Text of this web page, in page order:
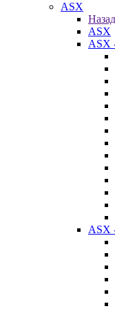
ASX
Назад
ASX
ASX
ASX